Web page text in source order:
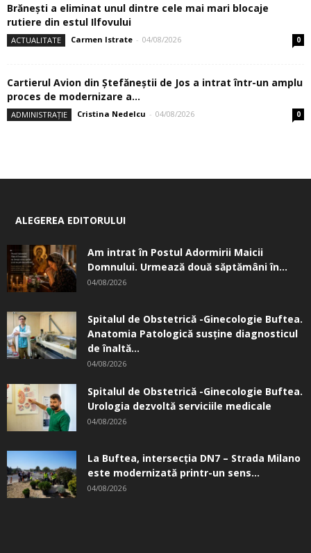
Brănești a eliminat unul dintre cele mai mari blocaje
rutiere din estul Ilfovului
ACTUALITATE Carmen Istrate - 04/08/2026 0
Cartierul Avion din Ştefăneştii de Jos a intrat într-un amplu
proces de modernizare a...
ADMINISTRAȚIE Cristina Nedelcu - 04/08/2026 0
ALEGEREA EDITORULUI
Am intrat în Postul Adormirii Maicii
Domnului. Urmează două săptămâni în...
04/08/2026
Spitalul de Obstetrică -Ginecologie Buftea.
Anatomia Patologică susţine diagnosticul
de înaltă...
04/08/2026
Spitalul de Obstetrică -Ginecologie Buftea.
Urologia dezvoltă serviciile medicale
04/08/2026
La Buftea, intersecţia DN7 – Strada Milano
este modernizată printr-un sens...
04/08/2026